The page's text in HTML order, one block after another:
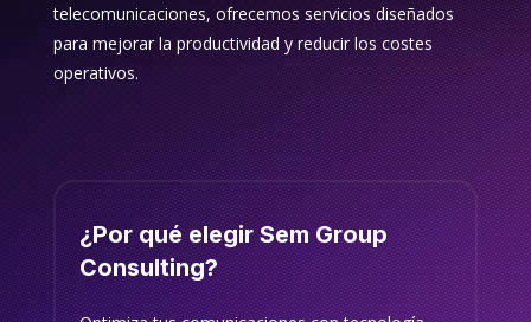
telecomunicaciones, ofrecemos servicios diseñados
para mejorar la productividad y reducir los costes
operativos.
¿Por qué elegir Sem Group
Consulting?